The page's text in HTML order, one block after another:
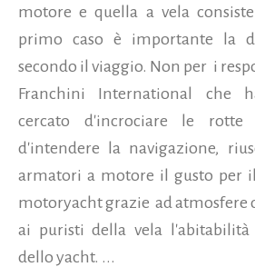
motore e quella a vela
primo caso è importante la
secondo il viaggio. Non per i
Franchini International che
cercato d'incrociare le
d'intendere la navigazione,
armatori a motore il gusto per
motoryacht grazie ad atmosfere
ai puristi della vela
dello yacht. ...